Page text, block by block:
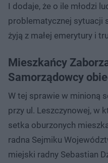
I dodaje, że o ile młodzi
problematycznej sytuacji
żyją z małej emerytury i
Mieszkańcy
Samorządowcy
W tej sprawie w minioną
przy ul. Leszczynowej, w
setka oburzonych
radna Sejmiku
miejski radny Sebastian